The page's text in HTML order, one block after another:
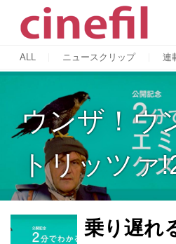
ALL ニュースクリップ 連
ウンザ！ウ
トリッツァ
乗り遅れ